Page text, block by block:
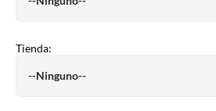
Tienda: